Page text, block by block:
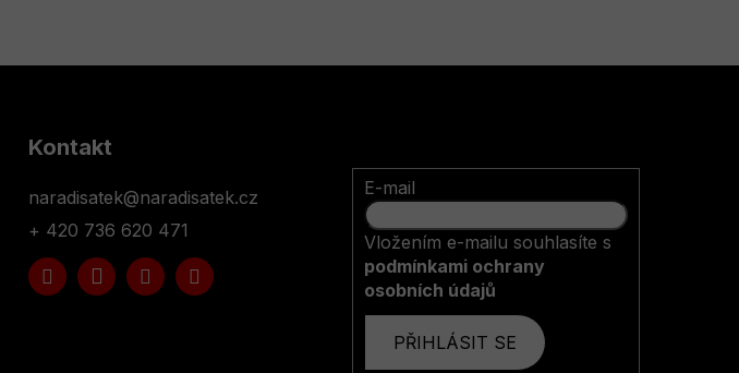
Kontakt
naradisatek@naradisatek.cz
+ 420 736 620 471
E-mail
Vložením e-mailu souhlasíte s
podmínkami ochrany
osobních údajů
PŘIHLÁSIT SE